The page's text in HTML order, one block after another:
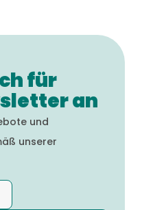
für
an
und
unserer